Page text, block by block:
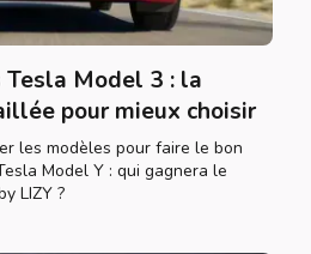
Model 3 : la
pour mieux choisir
les modèles pour faire le bon
Model Y : qui gagnera le
LIZY ?